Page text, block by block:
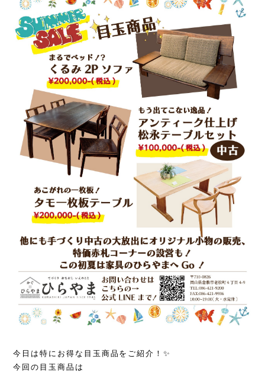
今日は特にお得な目玉商品をご紹介！✨
今回の目玉商品は